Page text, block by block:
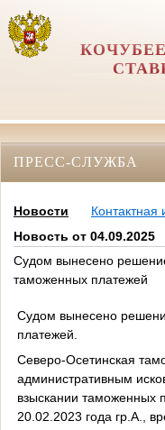
ПРЕСС-СЛУЖБА
Новости
Новость от 04.09.2025
Судом вынесено
таможенных платежей
Судом вынесено
платежей.
Северо-Осетинская
административным
взыскании таможенных
20.02.2023 года гр.А.,